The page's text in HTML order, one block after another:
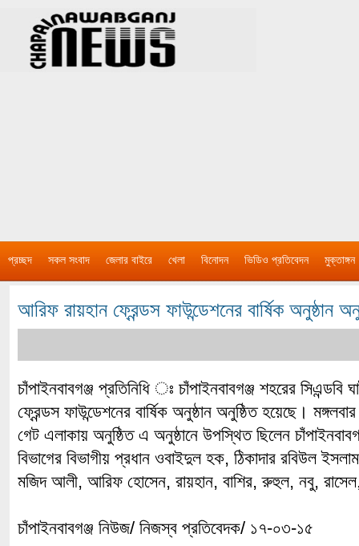
প্রচ্ছদ সকল সংবাদ জেলার বাইরে খেলা বিনোদন ভিডিও প্রতিবেদন মুক্তাঙ্গন
আরিফ রায়হান ফ্রেন্ডস ফাউন্ডেশনের বার্ষিক অনুষ্ঠান
চাঁপাইনবাবগঞ্জ প্রতিনিধি ঃ চাঁপাইনবাবগঞ্জ শহরের সিএন্ডবি
ফ্রেন্ডস ফাউন্ডেশনের বার্ষিক অনুষ্ঠান অনুষ্ঠিত হয়েছে।
গেট এলাকায় অনুষ্ঠিত এ অনুষ্ঠানে উপস্থিত ছিলেন
বিভাগের বিভাগীয় প্রধান ওবাইদুল হক, ঠিকাদার রবিউল
মজিদ আলী, আরিফ হোসেন, রায়হান, বাশির, রুহুল, নবু,
চাঁপাইনবাবগঞ্জ নিউজ/ নিজস্ব প্রতিবেদক/ ১৭-০৩-১৫